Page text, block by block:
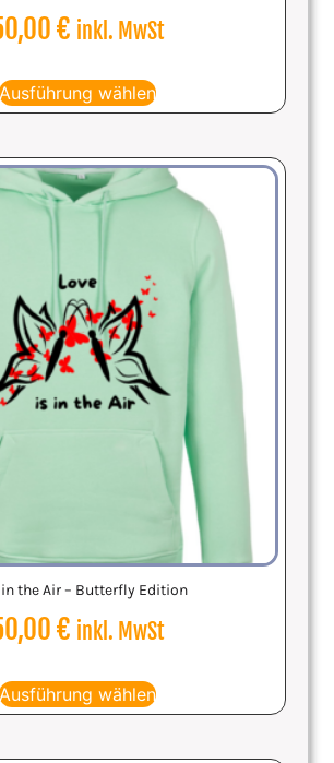
€ inkl. MwSt
Ausführung wählen
in the Air – Butterfly Edition
€ inkl. MwSt
Ausführung wählen